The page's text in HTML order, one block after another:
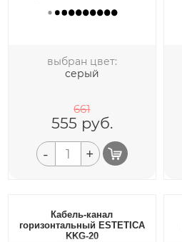
выбран цвет:
серый
661
555 руб.
- +
Кабель-канал
горизонтальный ESTETICA
KKG-20